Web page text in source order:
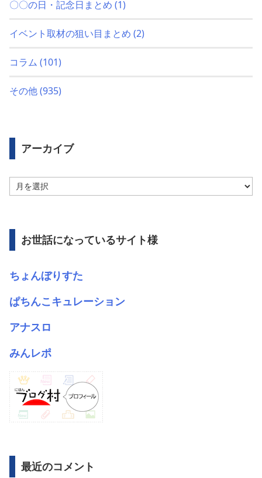
〇〇の日・記念日まとめ (1)
イベント取材の狙い目まとめ (2)
コラム (101)
その他(935)
アーカイブ
ー
ブ
お世話になっているサイト様
ちょんぼりすた
ぱちんこキュレーション
アナスロ
みんレポ
最近のコメント